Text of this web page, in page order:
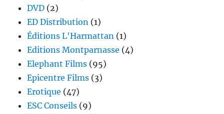
DVD (2)
ED Distribution (1)
Éditions L'Harmattan (1)
Editions Montparnasse (4)
Elephant Films (95)
Epicentre Films (3)
Erotique (47)
ESC Conseils (9)